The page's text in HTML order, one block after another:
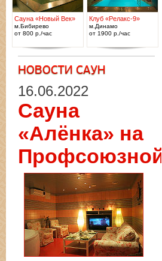
Сауна «Новый Век»
м.Бибирево
от 800 р./час
Клуб «Релакс-9»
м.Динамо
от 1900 р./час
16.06.2022
Сауна
«Алёнка» на
Профсоюзной